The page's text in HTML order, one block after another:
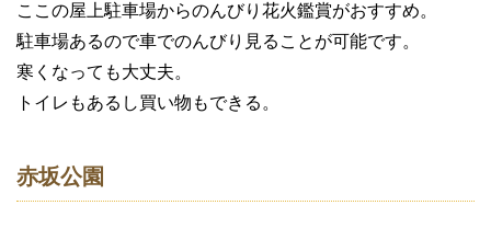
ここの屋上駐車場からのんびり花火鑑賞がおすすめ。
駐車場あるので車でのんびり見ることが可能です。
寒くなっても大丈夫。
トイレもあるし買い物もできる。
赤坂公園